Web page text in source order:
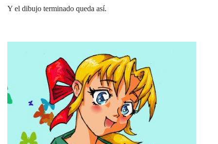
Y el dibujo terminado queda así.